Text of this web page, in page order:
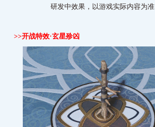
研发中效果，以游戏实际内容为准
>>开战特效·玄星殄凶